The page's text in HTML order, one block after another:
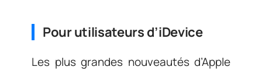
Pour utilisateurs d’iDevice
Les plus grandes nouveautés d’Apple